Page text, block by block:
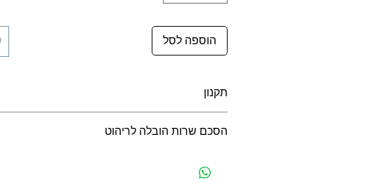
הוספה לסל
תקנון
הסכם שרות הובלה לריהוט